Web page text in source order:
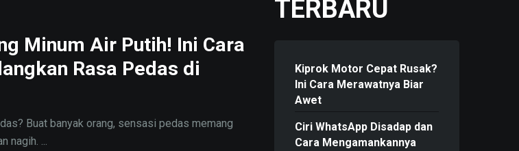
Minum Air Putih! Ini Cara
Rasa Pedas di
Buat banyak orang, sensasi pedas memang
nagih. ...
TERBARU
Kiprok Motor Cepat Rusak?
Ini Cara Merawatnya Biar
Awet
Ciri WhatsApp Disadap dan
Cara Mengamankannya